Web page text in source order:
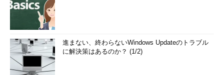
進まない、終わらないWindows Updateのトラブル
に解決策はあるのか？ (1/2)